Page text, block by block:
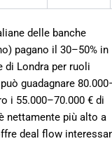
delle banche
pagano il 30–50% in
di Londra per ruoli
guadagnare
i 55.000–70.000 € di
nettamente più alto a
deal flow